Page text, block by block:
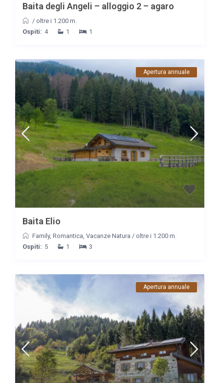
Baita degli Angeli – alloggio 2 – agaro
/ oltre i 1.200 m.
Ospiti: 4 1 1
Apertura annuale
Baita Elio
Family, Romantica, Vacanze Natura / oltre i 1.200 m.
Ospiti: 5 1 3
Apertura annuale